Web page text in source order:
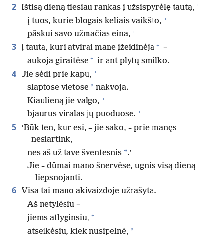
2 Ištisą dieną tiesiau rankas į užsispyrėlę tautą, +
į tuos, kurie blogais keliais vaikšto, +
pãskui savo užmačias eina, +
3 į tautą, kuri atvirai mane įžeidinėja + –
aukoja giraitėse + ir ant plytų smilko.
4 Jie sėdi prie kapų, +
slaptose vietose * nakvoja.
Kiaulieną jie valgo, +
bjaurus viralas jų puoduose. +
5
‘Būk ten, kur esi, – jie sako, – prie manęs
nesiartink,
nes aš už tave šventesnis *.’
Jie – dūmai mano šnervėse, ugnis visą dieną
liepsnojanti.
6 Visa tai mano akivaizdoje užrašyta.
Aš netylėsiu –
jiems atlyginsiu, +
atseikėsiu, kiek nusipelnė, *